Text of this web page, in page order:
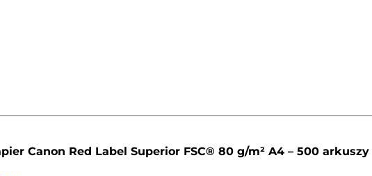
Canon Red Label Superior FSC® 80 g/m² A4 – 500 arkuszy